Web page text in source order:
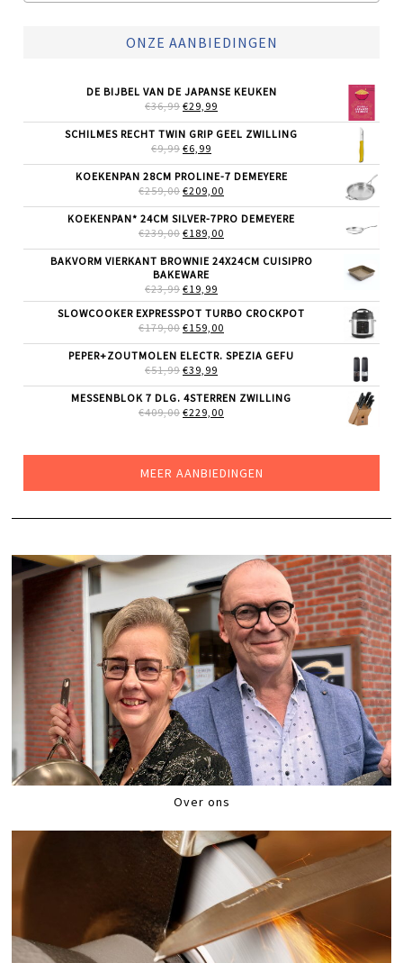
ONZE AANBIEDINGEN
DE BIJBEL VAN DE JAPANSE KEUKEN
€36,99 OORSPRONKELIJKE
WAS:
€36,99.
€29,99
IS:
SCHILMES RECHT TWIN GRIP GEEL ZWILLING
€9,99 OORSPRONKELIJKE
WAS:
€9,99.
€6,99
IS:
€6,99.
KOEKENPAN 28CM PROLINE-7 DEMEYERE
€259,00 OORSPRONKELIJKE
WAS:
€259,00.
€209,00
IS:
KOEKENPAN* 24CM SILVER-7PRO DEMEYERE
€239,00 OORSPRONKELIJKE
WAS:
€239,00.
€189,00
IS:
BAKVORM VIERKANT BROWNIE 24X24CM CUISIPRO
BAKEWARE
€23,99 OORSPRONKELIJKE
PRIJS
WAS:
€23,99.
€19,99
PRIJS
IS:
€19,99.
SLOWCOOKER EXPRESSPOT TURBO CROCKPOT
€179,00 OORSPRONKELIJKE
WAS:
€179,00.
€159,00
IS:
PEPER+ZOUTMOLEN ELECTR. SPEZIA GEFU
€51,99 OORSPRONKELIJKE
WAS:
€51,99.
€39,99
IS:
€39,99.
MESSENBLOK 7 DLG. 4STERREN ZWILLING
€409,00 OORSPRONKELIJKE
€229,00
MEER AANBIEDINGEN
Over ons